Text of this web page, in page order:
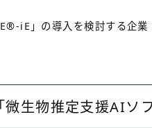
®-iE」の導入を検討する企
「微生物推定支援AIソ